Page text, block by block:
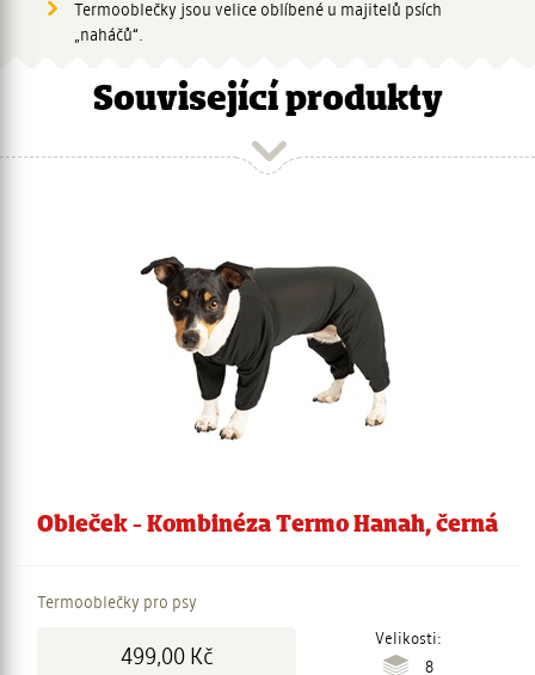
dalšími informacemi, které jste jim poskytli nebo které
Termooblečky jsou velice oblíbené u majitelů psích
„naháčů“.
Související produkty
Obleček - Kombinéza Termo Hanah, černá
Termooblečky pro psy
499,00 Kč
Velikosti:
8